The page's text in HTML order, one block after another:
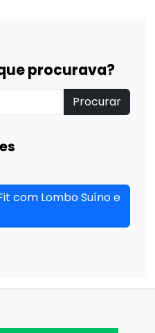
procurava?
Procurar
com Lombo Suíno e